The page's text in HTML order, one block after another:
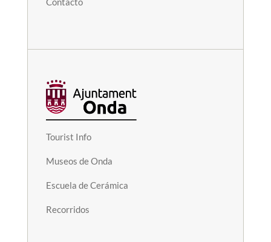
Tourist Info
Museos de Onda
Escuela de Cerámica
Recorridos